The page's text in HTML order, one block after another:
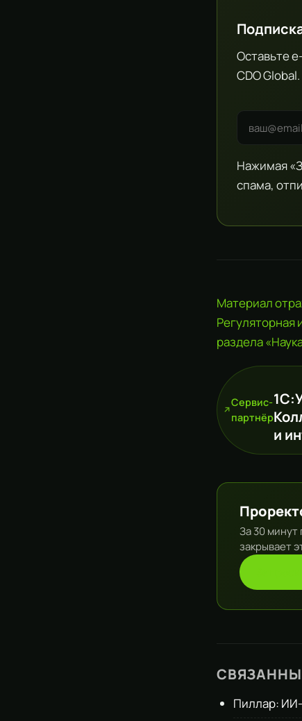
Оставьте
CDO Global.
Нажимая
спама,
Материал
Регуляторная
раздела
Сервис-
партнёр
и
За 30 минут
закрывает
Пиллар: